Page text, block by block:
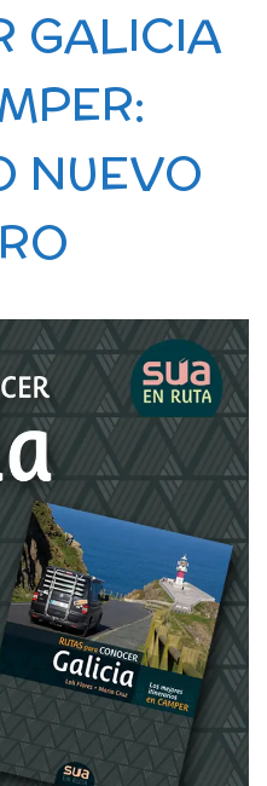
GALICIA
NUEVO